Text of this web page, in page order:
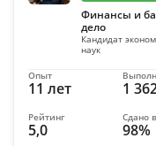
Финансы и
дело
Кандидат
наук
11 лет
Опыт
1
5,0
Рейтинг
98%
Сдано